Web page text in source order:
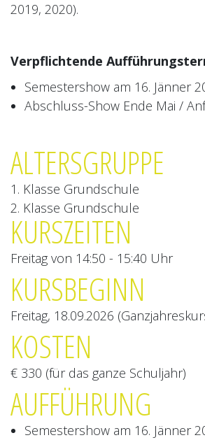
2019, 2020).
Verpflichtende
Semestershow am 16. Jänner
Abschluss-Show Ende Mai /
ALTERSGRUPPE
1. Klasse Grundschule
2. Klasse Grundschule
KURSZEITEN
Freitag von 14:50 - 15:40 Uhr
KURSBEGINN
Freitag, 18.09.2026
KOSTEN
€ 330 (für das ganze Schuljahr)
AUFFÜHRUNG
Semestershow am 16. Jänner